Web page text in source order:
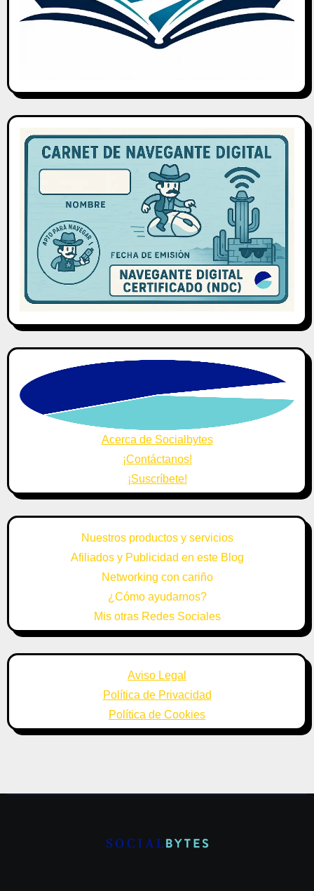
Acerca de Socialbytes
¡Contáctanos!
¡Suscríbete!
Nuestros productos y servicios
Afiliados y Publicidad en este Blog
Networking con cariño
¿Cómo ayudarnos?
Mis otras Redes Sociales
Aviso Legal
Política de Privacidad
Política de Cookies